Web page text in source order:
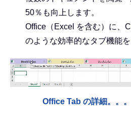
50％も向上します。
Office（Excel を含む）に、
のような効率的なタブ機能を
Office Tab の詳細。。。